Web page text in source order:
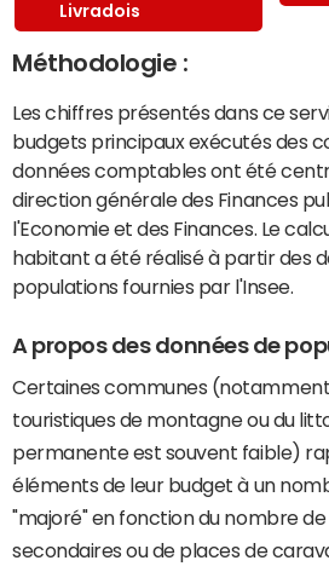
Livradois
Méthodologie :
Les chiffres présentés dans ce
budgets principaux exécutés des
données comptables ont été
direction générale des Finances
l'Economie et des Finances. Le
habitant a été réalisé à partir des
populations fournies par l'Insee.
A propos des données de
Certaines communes
touristiques de montagne ou du
permanente est souvent faible)
éléments de leur budget à un
"majoré" en fonction du nombre de
secondaires ou de places de